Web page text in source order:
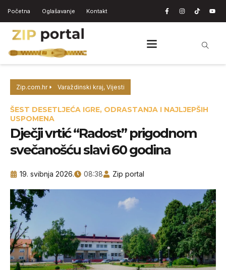
Početna Oglašavanje Kontakt
Zip.com.hr Varaždinski kraj, Vijesti
ŠEST DESETLJEĆA IGRE, ODRASTANJA I NAJLJEPŠIH
USPOMENA
Dječji vrtić “Radost” prigodnom
svečanošću slavi 60 godina
19. svibnja 2026. 08:38 Zip portal